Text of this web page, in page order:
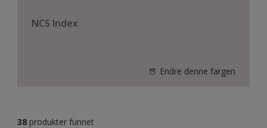
NCS Index
Endre denne fargen
38 produkter funnet